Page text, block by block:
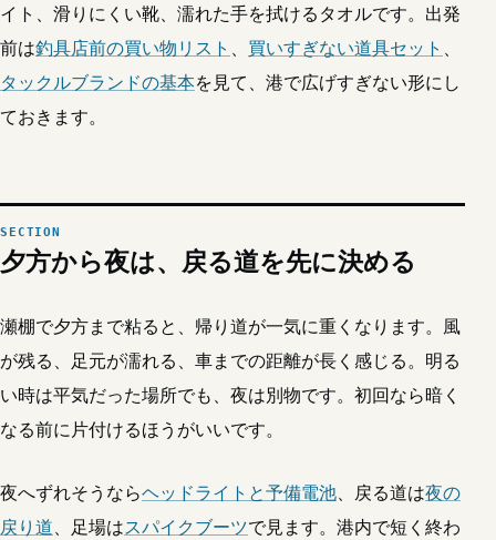
イト、滑りにくい靴、濡れた手を拭けるタオルです。出発
前は釣具店前の買い物リスト 、 買いすぎない道具セット 、
タックルブランドの基本を見て、港で広げすぎない形にし
ておきます。
夕方から夜は、戻る道を先に決める
瀬棚で夕方まで粘ると、帰り道が一気に重くなります。風
が残る、足元が濡れる、車までの距離が長く感じる。明る
い時は平気だった場所でも、夜は別物です。初回なら暗く
なる前に片付けるほうがいいです。
夜へずれそうならヘッドライトと予備電池、戻る道は夜の
戻り道、足場はスパイクブーツで見ます。港内で短く終わ